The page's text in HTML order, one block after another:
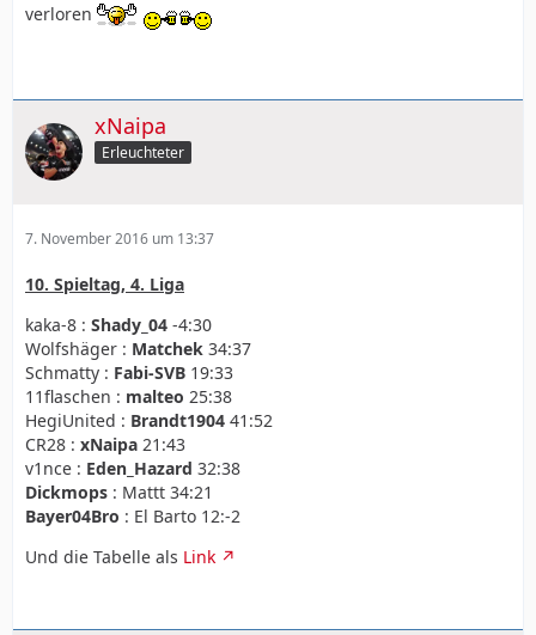
verloren
xNaipa
Erleuchteter
7. November 2016 um 13:37
10. Spieltag, 4. Liga
kaka-8 : Shady_04 -4:30
Wolfshäger : Matchek 34:37
Schmatty : Fabi-SVB 19:33
11flaschen : malteo 25:38
HegiUnited : Brandt1904 41:52
CR28 : xNaipa 21:43
v1nce : Eden_Hazard 32:38
Dickmops : Mattt 34:21
Bayer04Bro : El Barto 12:-2
Und die Tabelle als Link